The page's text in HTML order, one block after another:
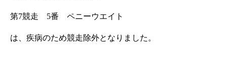
第7競走 5番 ペニーウエイト
は、疾病のため競走除外となりました。